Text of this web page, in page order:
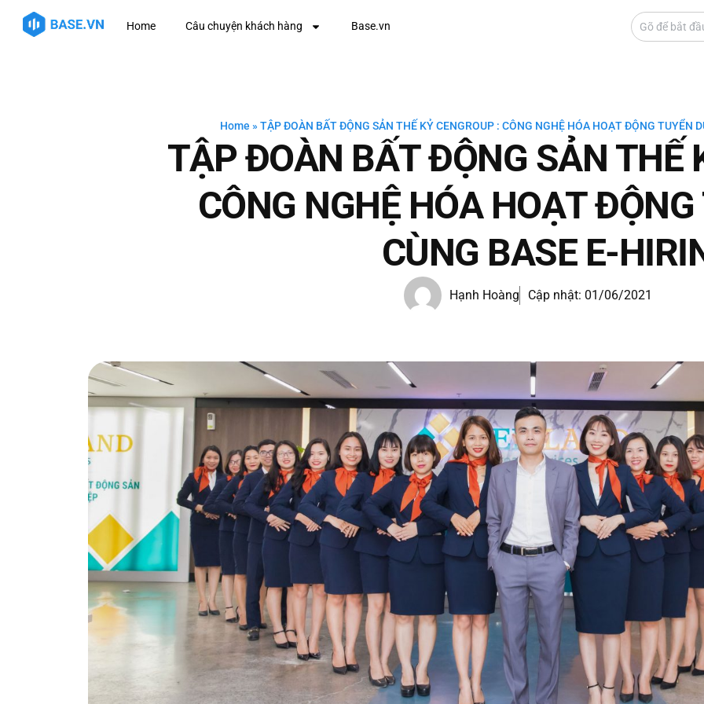
Home Câu chuyện khách hàng Base.vn
Home » TẬP ĐOÀN BẤT ĐỘNG SẢN THẾ KỶ CENGROUP : CÔNG NGHỆ HÓA HOẠT ĐỘNG TUYỂN
TẬP ĐOÀN BẤT ĐỘNG SẢN THẾ
CÔNG NGHỆ HÓA HOẠT
CÙNG BASE E-
Hạnh Hoàng Cập nhật: 01/06/2021